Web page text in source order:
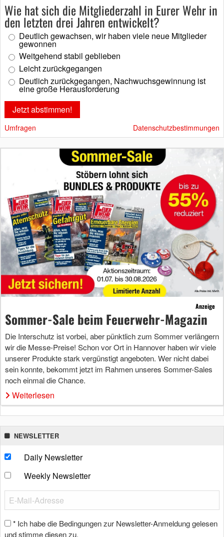
Wie hat sich die Mitgliederzahl in Eurer Wehr in
den letzten drei Jahren entwickelt?
Deutlich gewachsen, wir haben viele neue Mitglieder
gewonnen
Weitgehend stabil geblieben
Leicht zurückgegangen
Deutlich zurückgegangen, Nachwuchsgewinnung ist
eine große Herausforderung
Umfragen Datenschutzbestimmungen
Anzeige
Sommer-Sale beim Feuerwehr-Magazin
Die Interschutz ist vorbei, aber pünktlich zum Sommer verlängern
wir die Messe-Preise! Schon vor Ort in Hannover haben wir viele
unserer Produkte stark vergünstigt angeboten. Wer nicht dabei
sein konnte, bekommt jetzt im Rahmen unseres Sommer-Sales
noch einmal die Chance.
Weiterlesen
NEWSLETTER
Daily Newsletter
Weekly Newsletter
* Ich habe die Bedingungen zur Newsletter-Anmeldung gelesen
und stimme diesen zu.